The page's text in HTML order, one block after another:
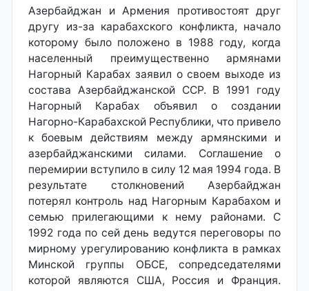
Азербайджан и Армения противостоят друг
другу из-за карабахского конфликта, начало
которому было положено в 1988 году, когда
населенный преимущественно армянами
Нагорный Карабах заявил о своем выходе из
состава Азербайджанской ССР. В 1991 году
Нагорный Карабах объявил о создании
Нагорно-Карабахской Республики, что привело
к боевым действиям между армянскими и
азербайджанскими силами. Соглашение о
перемирии вступило в силу 12 мая 1994 года. В
результате столкновений Азербайджан
потерял контроль над Нагорным Карабахом и
семью прилегающими к нему районами. С
1992 года по сей день ведутся переговоры по
мирному урегулированию конфликта в рамках
Минской группы ОБСЕ, сопредседателями
которой являются США, Россия и Франция.